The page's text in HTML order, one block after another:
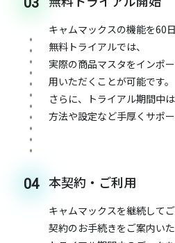
キャムマックスの機能を60
無料トライアルでは、
実際の商品マスタをインポ
用いただくことが可能です。
さらに、トライアル期間中
方法や設定など手厚くサポー
04 本契約・ご利用
キャムマックスを継続して
契約のお手続きをご案内いた